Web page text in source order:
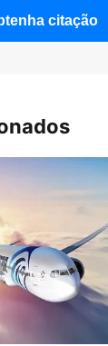
citação